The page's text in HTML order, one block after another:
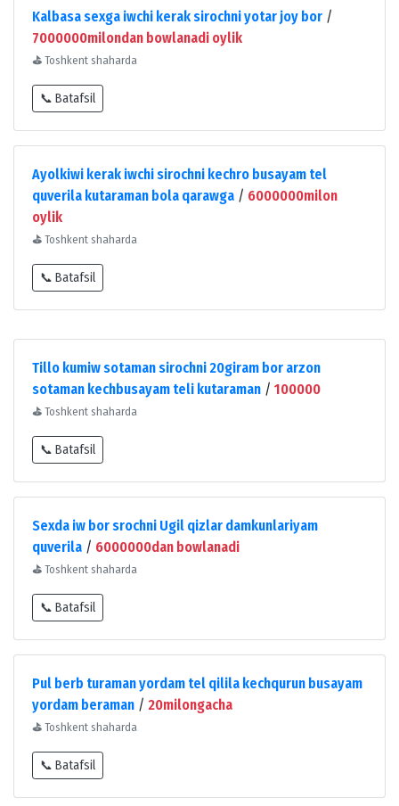
Kalbasa sexga iwchi kerak sirochni yotar joy bor /
7000000milondan bowlanadi oylik
⛳ Toshkent shaharda
📞 Batafsil
Ayolkiwi kerak iwchi sirochni kechro busayam tel
quverila kutaraman bola qarawga / 6000000milon
oylik
⛳ Toshkent shaharda
📞 Batafsil
Tillo kumiw sotaman sirochni 20giram bor arzon
sotaman kechbusayam teli kutaraman / 100000
⛳ Toshkent shaharda
📞 Batafsil
Sexda iw bor srochni Ugil qizlar damkunlariyam
quverila / 6000000dan bowlanadi
⛳ Toshkent shaharda
📞 Batafsil
Pul berb turaman yordam tel qilila kechqurun busayam
yordam beraman / 20milongacha
⛳ Toshkent shaharda
📞 Batafsil